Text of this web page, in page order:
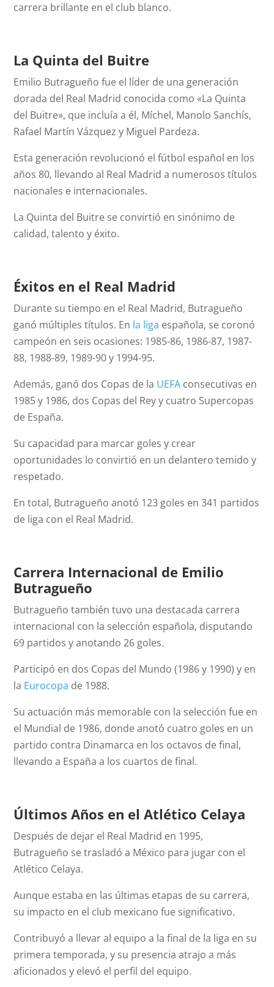
carrera brillante en el club blanco.
La Quinta del Buitre
Emilio Butragueño fue el líder de una generación
dorada del Real Madrid conocida como «La Quinta
del Buitre», que incluía a él, Míchel, Manolo Sanchís,
Rafael Martín Vázquez y Miguel Pardeza.
Esta generación revolucionó el fútbol español en los
años 80, llevando al Real Madrid a numerosos títulos
nacionales e internacionales.
La Quinta del Buitre se convirtió en sinónimo de
calidad, talento y éxito.
Éxitos en el Real Madrid
Durante su tiempo en el Real Madrid, Butragueño
ganó múltiples títulos. En la liga española, se coronó
campeón en seis ocasiones: 1985-86, 1986-87, 1987-
88, 1988-89, 1989-90 y 1994-95.
Además, ganó dos Copas de la UEFA consecutivas en
1985 y 1986, dos Copas del Rey y cuatro Supercopas
de España.
Su capacidad para marcar goles y crear
oportunidades lo convirtió en un delantero temido y
respetado.
En total, Butragueño anotó 123 goles en 341 partidos
de liga con el Real Madrid.
Carrera Internacional de Emilio
Butragueño
Butragueño también tuvo una destacada carrera
internacional con la selección española, disputando
69 partidos y anotando 26 goles.
Participó en dos Copas del Mundo (1986 y 1990) y en
la Eurocopa de 1988.
Su actuación más memorable con la selección fue en
el Mundial de 1986, donde anotó cuatro goles en un
partido contra Dinamarca en los octavos de final,
llevando a España a los cuartos de final.
Últimos Años en el Atlético Celaya
Después de dejar el Real Madrid en 1995,
Butragueño se trasladó a México para jugar con el
Atlético Celaya.
Aunque estaba en las últimas etapas de su carrera,
su impacto en el club mexicano fue significativo.
Contribuyó a llevar al equipo a la final de la liga en su
primera temporada, y su presencia atrajo a más
aficionados y elevó el perfil del equipo.